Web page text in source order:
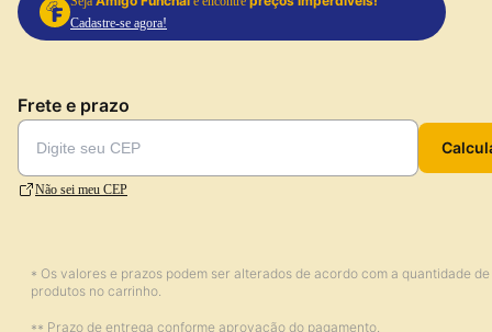
Cadastre-se agora!
Frete e prazo
Não sei meu CEP
* Os valores e prazos podem ser alterados de acordo com a quantidade de
produtos no carrinho.
** Prazo de entrega conforme aprovação do pagamento.